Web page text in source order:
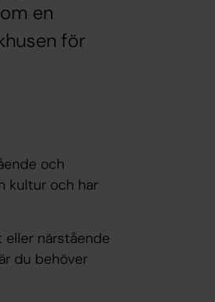
en
för
och
kultur och har
närstående
du behöver